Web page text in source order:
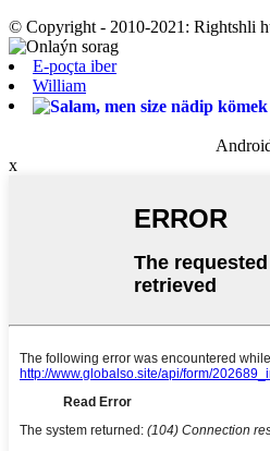
© Copyright - 2010-2021: Rightshli
E-poçta iber
William
x